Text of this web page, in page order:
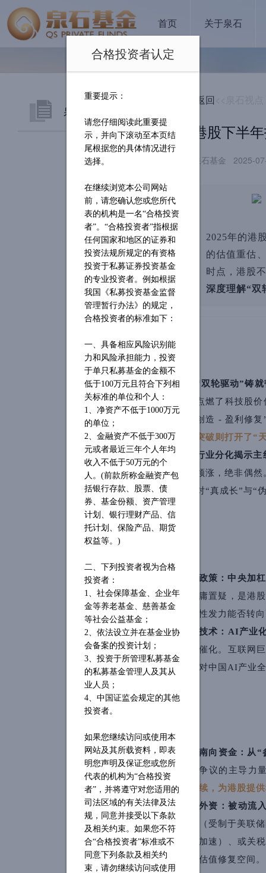
合格投资者认定
重要提示：
请您仔细阅读此重要提
示，并向下滚动至本页结
尾根据您的具体情况进行
选择。
在继续浏览本公司网站
前，请您确认您或您所代
表的机构是一名“合格投资
者”。“合格投资者”指根据
任何国家和地区的证券和
投资法规所规定的有资格
投资于私募证券投资基金
的专业投资者。例如根据
我国《私募投资基金监督
管理暂行办法》的规定，
合格投资者的标准如下：
一、具备相应风险识别能
力和风险承担能力，投资
于单只私募基金的金额不
低于100万元且符合下列相
关标准的单位和个人：
1、净资产不低于1000万元
的单位；
2、金融资产不低于300万
元或者最近三年个人年均
收入不低于50万元的个
人。(前款所称金融资产包
括银行存款、股票、债
券、基金份额、资产管理
计划、银行理财产品、信
托计划、保险产品、期货
权益等。)
二、下列投资者视为合格
投资者：
1、社会保障基金、企业年
金等养老基金、慈善基金
等社会公益基金；
2、依法设立并在基金业协
会备案的投资计划；
3、投资于所管理私募基金
的私募基金管理人及其从
业人员；
4、中国证监会规定的其他
投资者。
如果您继续访问或使用本
网站及其所载资料，即表
明您声明及保证您或您所
代表的机构为“合格投资
者”，并将遵守对您适用的
司法区域的有关法律及法
规，同意并接受以下条款
及相关约束。如果您不符
合“合格投资者”标准或不
同意下列条款及相关约
束，请勿继续访问或使用
首页 关于泉石
泉石视角
公司新闻
返回
港股下半
泉石基金 2025-
2025年的港
的估值重估
时点，港股
深度理解“双
“双轮驱动”铸
点燃了科技股
创造 - 盈利修
突破则打开了“
行业分化揭示主
领涨，绝非偶
对“真成长”与“
政策：中央加
庸置疑，是港
性发力能否转
技术：AI产业
催化。互联网
对中国AI产业
南向资金 ：从
争议的主导力
续，为港股提
外资：被动流
（受制于美联
加速）、或关
估值修复空间。